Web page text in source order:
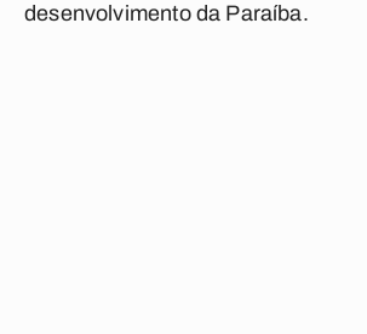
desenvolvimento da Paraíba.